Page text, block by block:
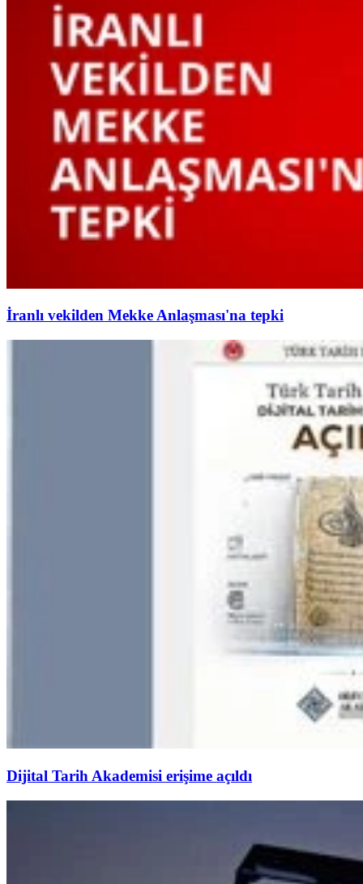
İranlı vekilden Mekke Anlaşması'na tepki
Dijital Tarih Akademisi erişime açıldı